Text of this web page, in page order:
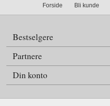
Forside Bli kunde
Bestselgere
Partnere
Din konto